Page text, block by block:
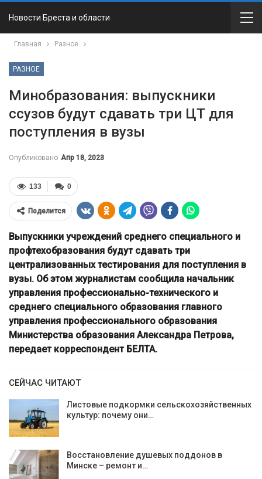
Новости Бреста и области
Главная Разное
РАЗНОЕ
Минобразования: выпускники
ссузов будут сдавать три ЦТ для
поступления в вузы
Опубликовано Апр 18, 2023
0
133
Поделится
Выпускники учреждений среднего специального и
профтехобразования будут сдавать три
централизованных тестирования для поступления в
вузы. Об этом журналистам сообщила начальник
управления профессионально-технического и
среднего специального образования главного
управления профессионального образования
Министерства образования Александра Петрова,
передает корреспондент БЕЛТА.
СЕЙЧАС ЧИТАЮТ
Листовые подкормки сельскохозяйственных
культур: почему они…
Восстановление душевых поддонов в
Минске – ремонт и…